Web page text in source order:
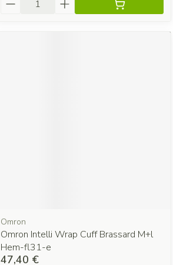
Omron
Omron Intelli Wrap Cuff Brassard M+l
Hem-fl31-e
47,40 €